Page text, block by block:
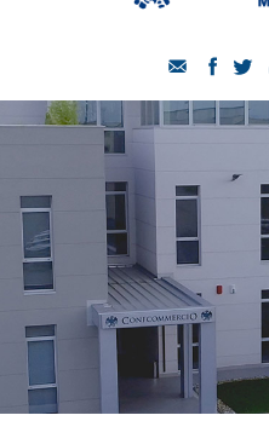
CHI SIAMO
SERVIZI
CATEGORIE
DELEGAZIONI
ATTIVITÀ STORICHE
PERIODICO